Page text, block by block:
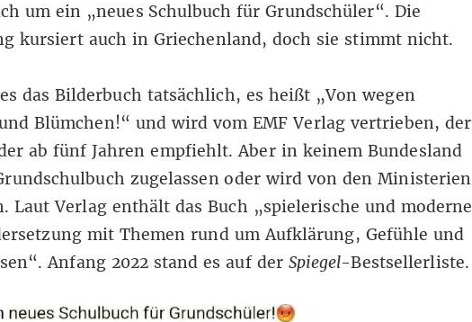
um ein „neues Schulbuch für Grundschüler“. Die
kursiert auch in Griechenland, doch sie stimmt nicht.
das Bilderbuch tatsächlich, es heißt „Von wegen
Blümchen!“ und wird vom EMF Verlag vertrieben, der
ab fünf Jahren empfiehlt. Aber in keinem Bundesland
zugelassen oder wird von den Ministerien
Laut Verlag enthält das Buch „spielerische und moderne
mit Themen rund um Aufklärung, Gefühle und
Anfang 2022 stand es auf der Spiegel-Bestsellerliste.